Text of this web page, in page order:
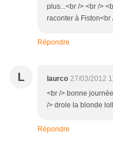
plus...<br /> <br />
raconter à Fiston<br
Répondre
L laurco 27/03/2012
<br /> bonne
/> drole la blonde
Répondre